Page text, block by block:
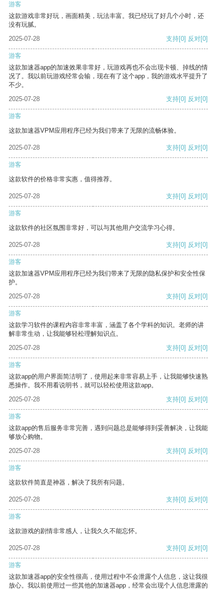
游客
这款游戏非常好玩，画面精美，玩法丰富。我已经玩了好几个小时，还
没有玩腻。
2025-07-28
支持[0] 反对[0]
游客
这款加速器app的加速效果非常好，玩游戏再也不会出现卡顿、掉线的情
况了。我以前玩游戏经常会输，现在有了这个app，我的游戏水平提升了
不少。
2025-07-28
支持[0] 反对[0]
游客
这款加速器VPM应用程序已经为我们带来了无限的流畅体验。
2025-07-28 支持[0] 反对[0]
游客
这款软件的价格非常实惠，值得推荐。
2025-07-28 支持[0] 反对[0]
游客
这款软件的社区氛围非常好，可以与其他用户交流学习心得。
2025-07-28 支持[0] 反对[0]
游客
这款加速器VPM应用程序已经为我们带来了无限的隐私保护和安全性保
护。
2025-07-28
支持[0] 反对[0]
游客
这款学习软件的课程内容非常丰富，涵盖了各个学科的知识。老师的讲
解非常生动，让我能够轻松理解知识点。
2025-07-28
支持[0] 反对[0]
游客
这款app的用户界面简洁明了，使用起来非常容易上手，让我能够快速熟
悉操作。我不用看说明书，就可以轻松使用这款app。
2025-07-28
支持[0] 反对[0]
游客
这款app的售后服务非常完善，遇到问题总是能够得到妥善解决，让我能
够放心购物。
2025-07-28
支持[0] 反对[0]
游客
这款软件简直是神器，解决了我所有问题。
2025-07-28 支持[0] 反对[0]
游客
这款游戏的剧情非常感人，让我久久不能忘怀。
2025-07-28 支持[0] 反对[0]
游客
这款加速器app的安全性很高，使用过程中不会泄露个人信息，这让我很
放心。我以前使用过一些其他的加速器app，经常会出现个人信息泄露的